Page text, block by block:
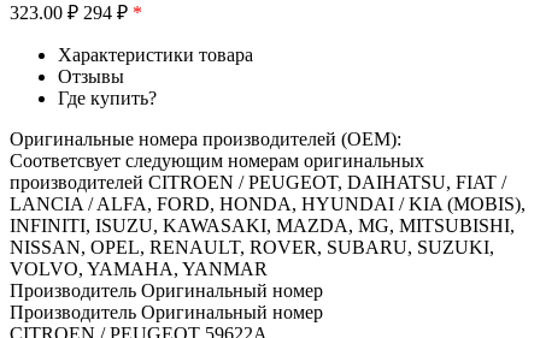
323.00 ₽ 294 ₽ *
Характеристики товара
Отзывы
Где купить?
Оригинальные номера производителей (OEM):
Соответсвует следующим номерам оригинальных
производителей CITROEN / PEUGEOT, DAIHATSU, FIAT /
LANCIA / ALFA, FORD, HONDA, HYUNDAI / KIA (MOBIS),
INFINITI, ISUZU, KAWASAKI, MAZDA, MG, MITSUBISHI,
NISSAN, OPEL, RENAULT, ROVER, SUBARU, SUZUKI,
VOLVO, YAMAHA, YANMAR
Производитель Оригинальный номер
Производитель Оригинальный номер
CITROEN / PEUGEOT 59622A